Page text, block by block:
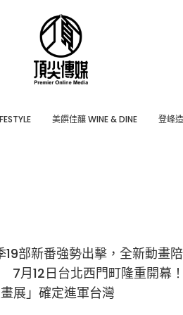
美饌佳釀 WINE & DINE 登峰
部新番強勢出擊，全新動畫
月12日台北西門町隆重開幕！
畫展」確定進軍台灣